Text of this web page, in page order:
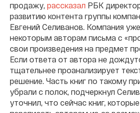
продажу, рассказал РБК
развитию контента группы
Евгений Селиванов. Компания
некоторым авторам письма с
свои произведения на предмет
Если ответа от автора не
тщательнее проанализирует
решение. Часть книг по такому
убрали с полок, подчеркнул
уточнил, что сейчас книг,